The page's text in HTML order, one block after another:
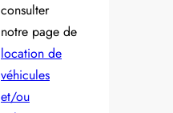
consulter
notre page de
location de
véhicules
et/ou